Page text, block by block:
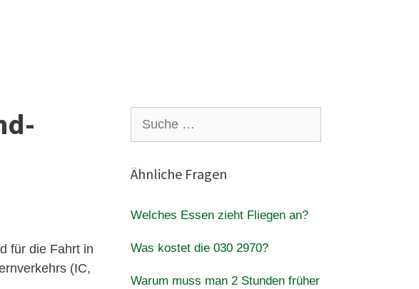
für die Fahrt in
(IC,
nach:
Ähnliche Fragen
Welches Essen zieht Fliegen an?
Was kostet die 030 2970?
Warum muss man 2 Stunden früher